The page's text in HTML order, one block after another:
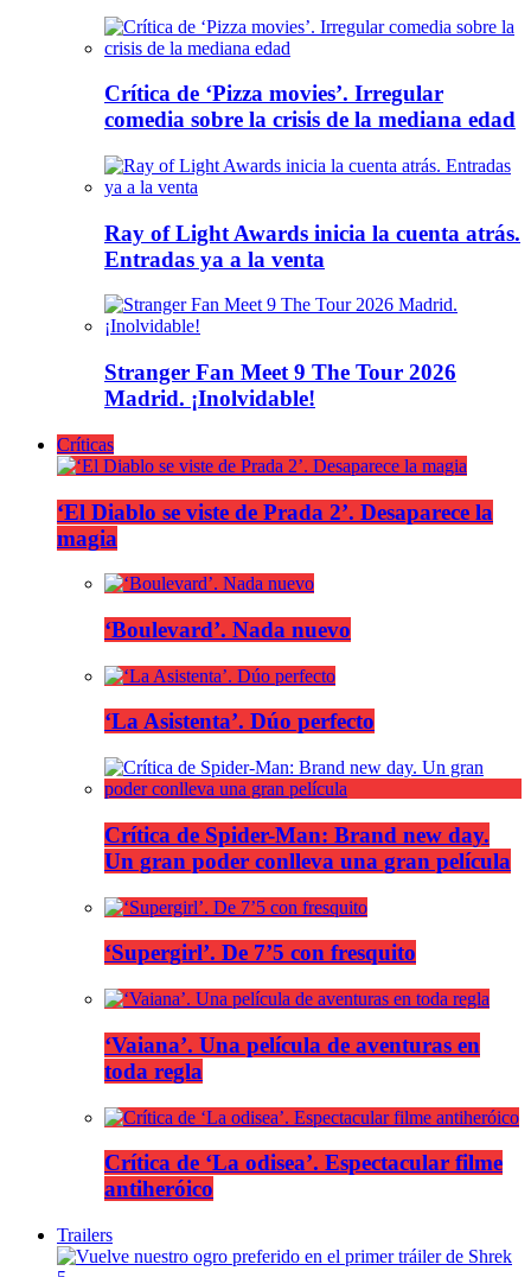
Crítica de ‘Pizza movies’. Irregular
comedia sobre la crisis de la mediana edad
Ray of Light Awards inicia la cuenta atrás.
Entradas ya a la venta
Stranger Fan Meet 9 The Tour 2026
Madrid. ¡Inolvidable!
Críticas
‘El Diablo se viste de Prada 2’. Desaparece la
magia
‘Boulevard’. Nada nuevo
‘La Asistenta’. Dúo perfecto
Crítica de Spider-Man: Brand new day.
Un gran poder conlleva una gran película
‘Supergirl’. De 7’5 con fresquito
‘Vaiana’. Una película de aventuras en
toda regla
Crítica de ‘La odisea’. Espectacular filme
antiheróico
Trailers